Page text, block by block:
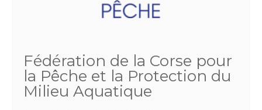
Fédération de la Corse pour
la Pêche et la Protection du
Milieu Aquatique